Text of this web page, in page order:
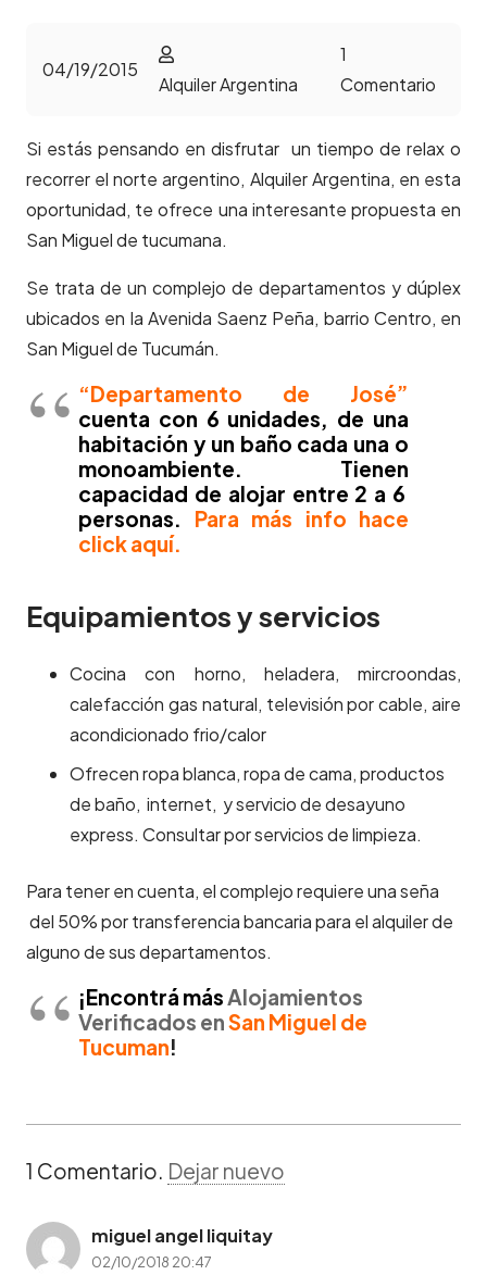
04/19/2015
Alquiler Argentina
1
Comentario
Si estás pensando en disfrutar un tiempo de relax o
recorrer el norte argentino, Alquiler Argentina, en esta
oportunidad, te ofrece una interesante propuesta en
San Miguel de tucumana.
Se trata de un complejo de departamentos y dúplex
ubicados en la Avenida Saenz Peña, barrio Centro, en
San Miguel de Tucumán.
“Departamento de José”
cuenta con 6 unidades, de una
habitación y un baño cada una o
monoambiente. Tienen
capacidad de alojar entre 2 a 6
personas. Para más info hace
click aquí.
Equipamientos y servicios
Cocina con horno, heladera, mircroondas,
calefacción gas natural, televisión por cable, aire
acondicionado frio/calor
Ofrecen ropa blanca, ropa de cama, productos
de baño, internet, y servicio de desayuno
express. Consultar por servicios de limpieza.
Para tener en cuenta, el complejo requiere una seña
del 50% por transferencia bancaria para el alquiler de
alguno de sus departamentos.
¡Encontrá másAlojamientos
Verificados enSan Miguel de
Tucuman!
1 Comentario. Dejar nuevo
miguel angel liquitay
02/10/2018 20:47